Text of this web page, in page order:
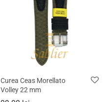
Curea Ceas Morellato
Volley 22 mm